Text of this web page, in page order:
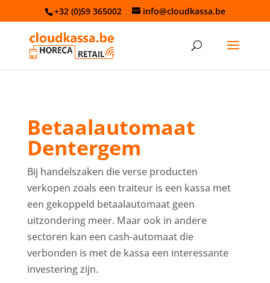
+32 (0)59 365002 info@cloudkassa.be
Betaalautomaat
Dentergem
Bij handelszaken die verse producten
verkopen zoals een traiteur is een kassa met
een gekoppeld betaalautomaat geen
uitzondering meer. Maar ook in andere
sectoren kan een cash-automaat die
verbonden is met de kassa een interessante
investering zijn.